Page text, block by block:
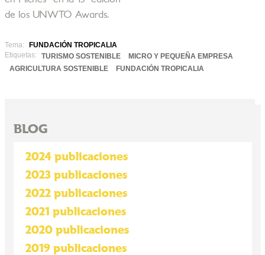
de los UNWTO Awards.
Tema:
FUNDACIÓN TROPICALIA
Etiquetas:
TURISMO SOSTENIBLE
MICRO Y PEQUEÑA EMPRESA
AGRICULTURA SOSTENIBLE
FUNDACIÓN TROPICALIA
BLOG
2024 publicaciones
2023 publicaciones
2022 publicaciones
2021 publicaciones
2020 publicaciones
2019 publicaciones